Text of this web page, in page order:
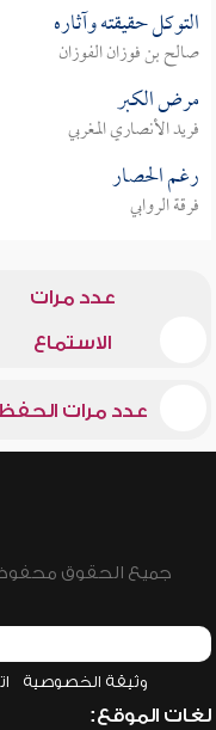
التوكل حقيقته وآثاره
صالح بن فوزان الفوزان
مرض الكبر
فريد الأنصاري المغربي
رغم الحصار
فرقة الروابي
عدد مرات
الاستماع
عدد مرات الحفظ
جميع الحقوق محفوظة © 2026 - 1998 لشبكة
وثيقة الخصوصية
لغات الموقع: